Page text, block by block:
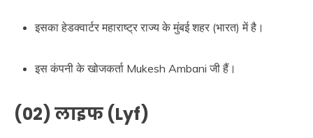
इसका हेडक्वार्टर महाराष्ट्र राज्य के मुंबई शहर (भारत) में है।
इस कंपनी के खोजकर्ता Mukesh Ambani जी हैं।
(02) लाइफ (Lyf)